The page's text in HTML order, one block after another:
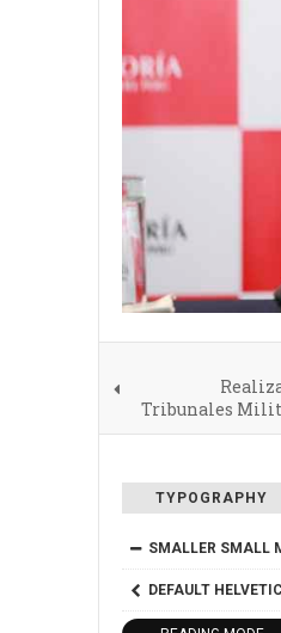
Tribunales
TYPOGRAPHY
SMALLER SMALL
DEFAULT